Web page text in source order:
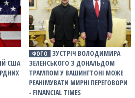
США
ФОТО
ЗУСТРІЧ ВОЛОДИМИРА
ЗЕЛЕНСЬКОГО З ДОНАЛЬДОМ
ТРАМПОМ У ВАШИНГТОНІ МОЖЕ
РЕАНІМУВАТИ МИРНІ ПЕРЕГОВОРИ
- FINANCIAL TIMES